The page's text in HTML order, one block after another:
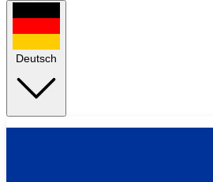
Deutsch